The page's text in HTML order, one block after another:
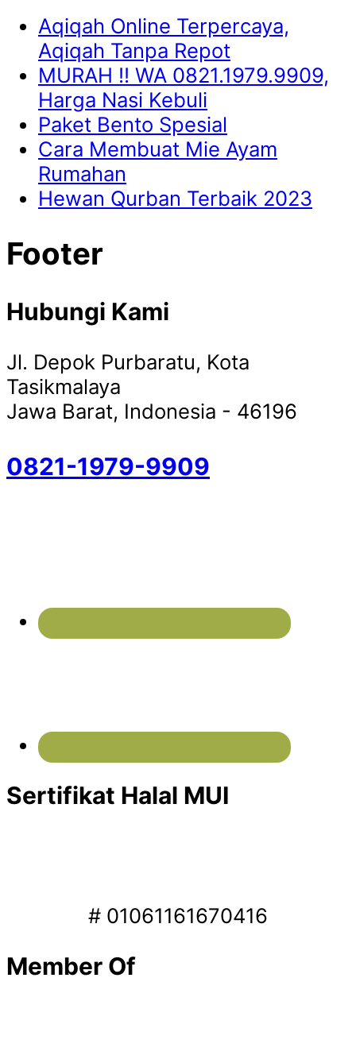
Aqiqah Online Terpercaya,
Aqiqah Tanpa Repot
MURAH !! WA 0821.1979.9909,
Harga Nasi Kebuli
Paket Bento Spesial
Cara Membuat Mie Ayam
Rumahan
Hewan Qurban Terbaik 2023
Footer
Hubungi Kami
Jl. Depok Purbaratu, Kota
Tasikmalaya
Jawa Barat, Indonesia - 46196
0821-1979-9909
Sertifikat Halal MUI
# 01061161670416
Member Of